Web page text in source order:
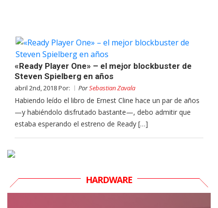
«Ready Player One» – el mejor blockbuster de
Steven Spielberg en años
abril 2nd, 2018 Por: PorSebastian Zavala
Habiendo leído el libro de Ernest Cline hace un par de años
—y habiéndolo disfrutado bastante—, debo admitir que
estaba esperando el estreno de Ready […]
HARDWARE